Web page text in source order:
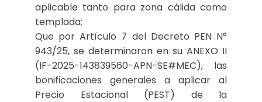
aplicable tanto para zona cálida como
templada;
Que por Artículo 7 del Decreto PEN N°
943/25, se determinaron en su ANEXO II
(IF-2025-143839560-APN-SE#MEC), las
bonificaciones generales a aplicar al
Precio Estacional (PEST) de la